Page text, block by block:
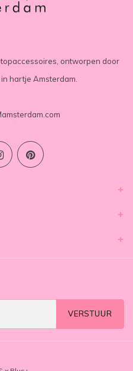
ontworpen door
hartje Amsterdam.
VERSTUUR